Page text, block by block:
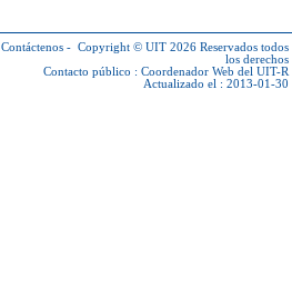
Contáctenos - Copyright © UIT 2026 Reservados todos
los derechos
Contacto público : Coordenador Web del UIT-R
Actualizado el : 2013-01-30